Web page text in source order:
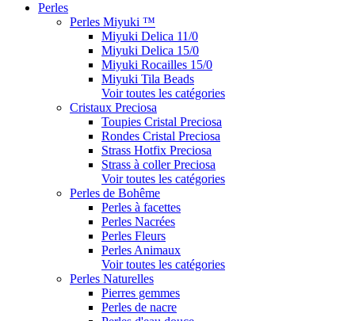
Perles
Perles Miyuki ™
Miyuki Delica 11/0
Miyuki Delica 15/0
Miyuki Rocailles 15/0
Miyuki Tila Beads
Voir toutes les catégories
Cristaux Preciosa
Toupies Cristal Preciosa
Rondes Cristal Preciosa
Strass Hotfix Preciosa
Strass à coller Preciosa
Voir toutes les catégories
Perles de Bohême
Perles à facettes
Perles Nacrées
Perles Fleurs
Perles Animaux
Voir toutes les catégories
Perles Naturelles
Pierres gemmes
Perles de nacre